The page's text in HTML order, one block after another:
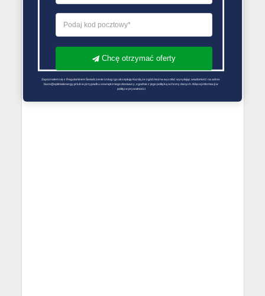
Chcę otrzymać oferty
Zapoznałem się z Regulaminem Świadczenie Usług i go akceptuję Każdą ze zgód można wycofać wysyłając wiadomość na adres
biuro@optimalenergy.pl lub w przypadku zewnętrznego dostawcy, zgodnie z jego polityką ochrony danych. Więcej informacji w
polityce prywatności